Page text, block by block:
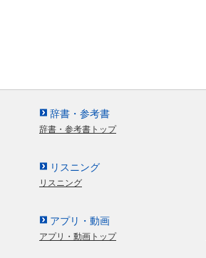
辞書・参考書
辞書・参考書トップ
リスニング
リスニング
アプリ・動画
アプリ・動画トップ